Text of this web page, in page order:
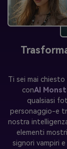
Ti sei mai
conAI
qualsiasi
personaggio-e
nostra
elementi
signori vampiri